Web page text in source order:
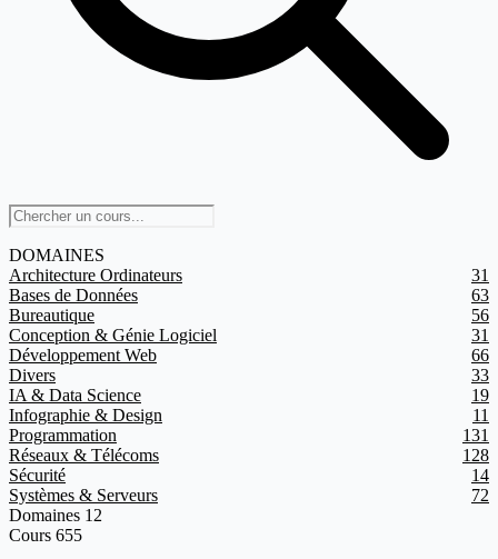
DOMAINES
Architecture Ordinateurs
31
Bases de Données
63
Bureautique
56
Conception & Génie Logiciel
31
Développement Web
66
Divers
33
IA & Data Science
19
Infographie & Design
11
Programmation
131
Réseaux & Télécoms
128
Sécurité
14
Systèmes & Serveurs
72
Domaines 12
Cours 655